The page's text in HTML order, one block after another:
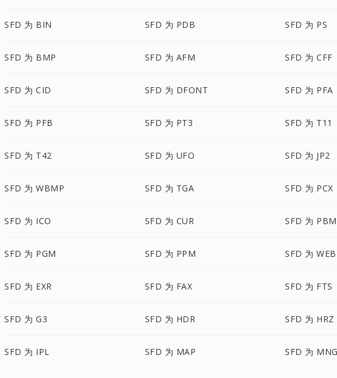
SFD 为 BIN SFD 为 PDB SFD 为 PS
SFD 为 BMP SFD 为 AFM SFD 为 CFF
SFD 为 CID SFD 为 DFONT SFD 为 PFA
SFD 为 PFB SFD 为 PT3 SFD 为 T11
SFD 为 T42 SFD 为 UFO SFD 为 JP2
SFD 为 WBMP SFD 为 TGA SFD 为 PCX
SFD 为 ICO SFD 为 CUR SFD 为 PBM
SFD 为 PGM SFD 为 PPM SFD 为
SFD 为 EXR SFD 为 FAX SFD 为 FTS
SFD 为 G3 SFD 为 HDR SFD 为 HRZ
SFD 为 IPL SFD 为 MAP SFD 为